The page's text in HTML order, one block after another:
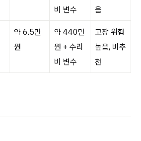
비 변수
음
약 6.5만
원
약 440만
원 + 수리
비 변수
고장 위험
높음, 비추
천